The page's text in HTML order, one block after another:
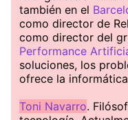
también en el
como director de
como director del
Performance
soluciones, los
ofrece la
Toni Navarro.